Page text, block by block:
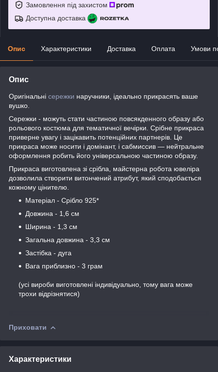
Замовлення під захистом
Доступна доставка
Опис Характеристики Доставка Оплата Умови
Опис
Оригінальні сережки наручники, ідеально прикрасять ваше
вушко.
Сережки - можуть стати частиною повсякденного образу або
рольового костюма для тематичної вечірки. Срібне прикраса
приверне увагу і зацікавить потенційних партнерів. Це
прикраса може носити і домінант, і сабмиссив — нейтральне
оформлення робить його універсальною частиною образу.
Прикраса виготовлена зі срібла, майстерна робота ювеліра
дозволила створити витончений атрибут, який сподобається
кожному цінителю.
Матеріал - Срібло 925*
Довжина - 1,6 см
Ширина - 1,3 см
Загальна довжина - 3,3 см
Застібка - дуга
Вага приблизно - 3 грам
(усі вироби виготовлені індивідуально, тому вага може
трохи відрізнятися)
Приховати
Характеристики